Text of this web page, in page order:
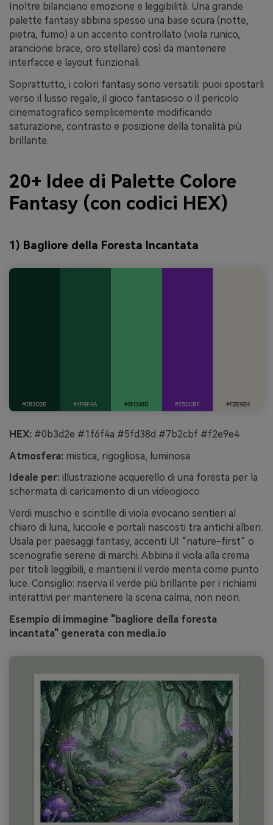
Inoltre bilanciano emozione e leggibilità. Una grande
palette fantasy abbina spesso una base scura (notte,
pietra, fumo) a un accento controllato (viola runico,
arancione brace, oro stellare) così da mantenere
interfacce e layout funzionali.
Soprattutto, i colori fantasy sono versatili: puoi spostarli
verso il lusso regale, il gioco fantasioso o il pericolo
cinematografico semplicemente modificando
saturazione, contrasto e posizione della tonalità più
brillante.
20+ Idee di Palette Colore
Fantasy (con codici HEX)
1) Bagliore della Foresta Incantata
HEX: #0b3d2e #1f6f4a #5fd38d #7b2cbf #f2e9e4
Atmosfera: mistica, rigogliosa, luminosa
Ideale per: illustrazione acquerello di una foresta per la
schermata di caricamento di un videogioco
Verdi muschio e scintille di viola evocano sentieri al
chiaro di luna, lucciole e portali nascosti tra antichi alberi.
Usala per paesaggi fantasy, accenti UI “nature-first” o
scenografie serene di marchi. Abbina il viola alla crema
per titoli leggibili, e mantieni il verde menta come punto
luce. Consiglio: riserva il verde più brillante per i richiami
interattivi per mantenere la scena calma, non neon.
Esempio di immagine "bagliore della foresta
incantata" generata con media.io